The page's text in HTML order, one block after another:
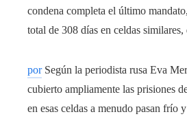
condena completa el último
total de 308 días en celdas
porSegún la periodista rusa Eva
cubierto ampliamente las prisiones
en esas celdas a menudo pasan frío